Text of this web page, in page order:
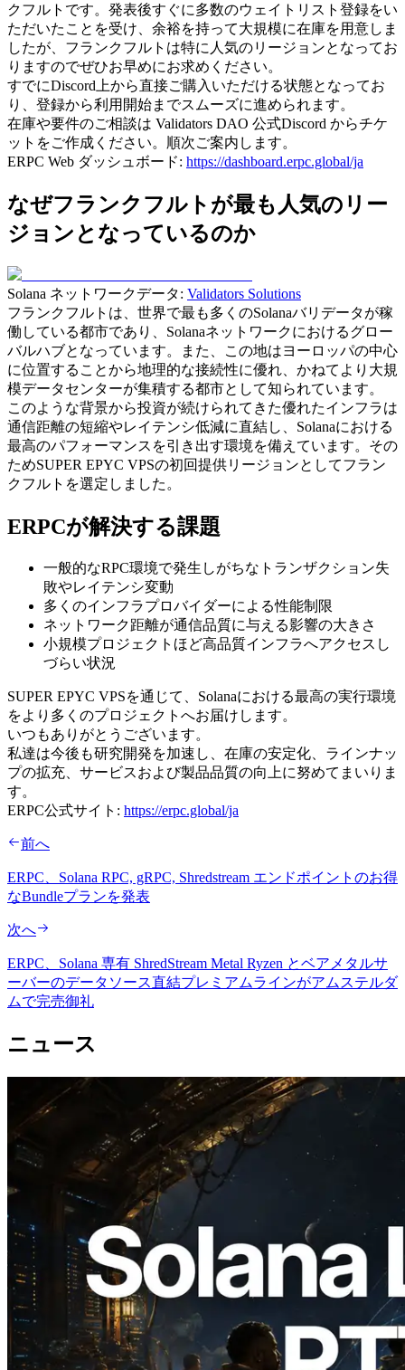
クフルトです。発表後すぐに多数のウェイトリスト登録をい
ただいたことを受け、余裕を持って大規模に在庫を用意しま
したが、フランクフルトは特に人気のリージョンとなってお
りますのでぜひお早めにお求めください。
すでにDiscord上から直接ご購入いただける状態となってお
り、登録から利用開始までスムーズに進められます。
在庫や要件のご相談は Validators DAO 公式Discord からチケ
ットをご作成ください。順次ご案内します。
ERPC Web ダッシュボード: https://dashboard.erpc.global/ja
なぜフランクフルトが最も人気のリー
ジョンとなっているのか
Solana ネットワークデータ: Validators Solutions
フランクフルトは、世界で最も多くのSolanaバリデータが稼
働している都市であり、Solanaネットワークにおけるグロー
バルハブとなっています。また、この地はヨーロッパの中心
に位置することから地理的な接続性に優れ、かねてより大規
模データセンターが集積する都市として知られています。
このような背景から投資が続けられてきた優れたインフラは
通信距離の短縮やレイテンシ低減に直結し、Solanaにおける
最高のパフォーマンスを引き出す環境を備えています。その
ためSUPER EPYC VPSの初回提供リージョンとしてフラン
クフルトを選定しました。
ERPCが解決する課題
一般的なRPC環境で発生しがちなトランザクション失
敗やレイテンシ変動
多くのインフラプロバイダーによる性能制限
ネットワーク距離が通信品質に与える影響の大きさ
小規模プロジェクトほど高品質インフラへアクセスし
づらい状況
SUPER EPYC VPSを通じて、Solanaにおける最高の実行環境
をより多くのプロジェクトへお届けします。
いつもありがとうございます。
私達は今後も研究開発を加速し、在庫の安定化、ラインナッ
プの拡充、サービスおよび製品品質の向上に努めてまいりま
す。
ERPC公式サイト: https://erpc.global/ja
前へ
ERPC、Solana RPC, gRPC, Shredstream エンドポイントのお得
なBundleプランを発表
次へ
ERPC、Solana 専有 ShredStream Metal Ryzen とベアメタルサ
ーバーのデータソース直結プレミアムラインがアムステルダ
ムで完売御礼
ニュース
2026.08.05
ERPC、Solana Leader Slot APIを世界7
リージョンのping計測に拡張—